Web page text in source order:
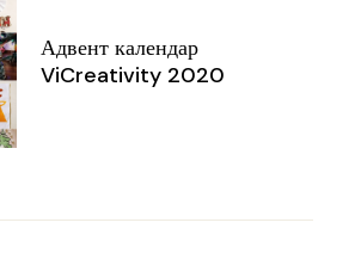
Адвент календар
ViCreativity 2020